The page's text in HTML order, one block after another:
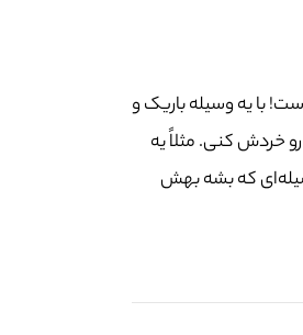
با یه وسیله باریک و
خردش کنی. مثلاً یه
که بشه بهش